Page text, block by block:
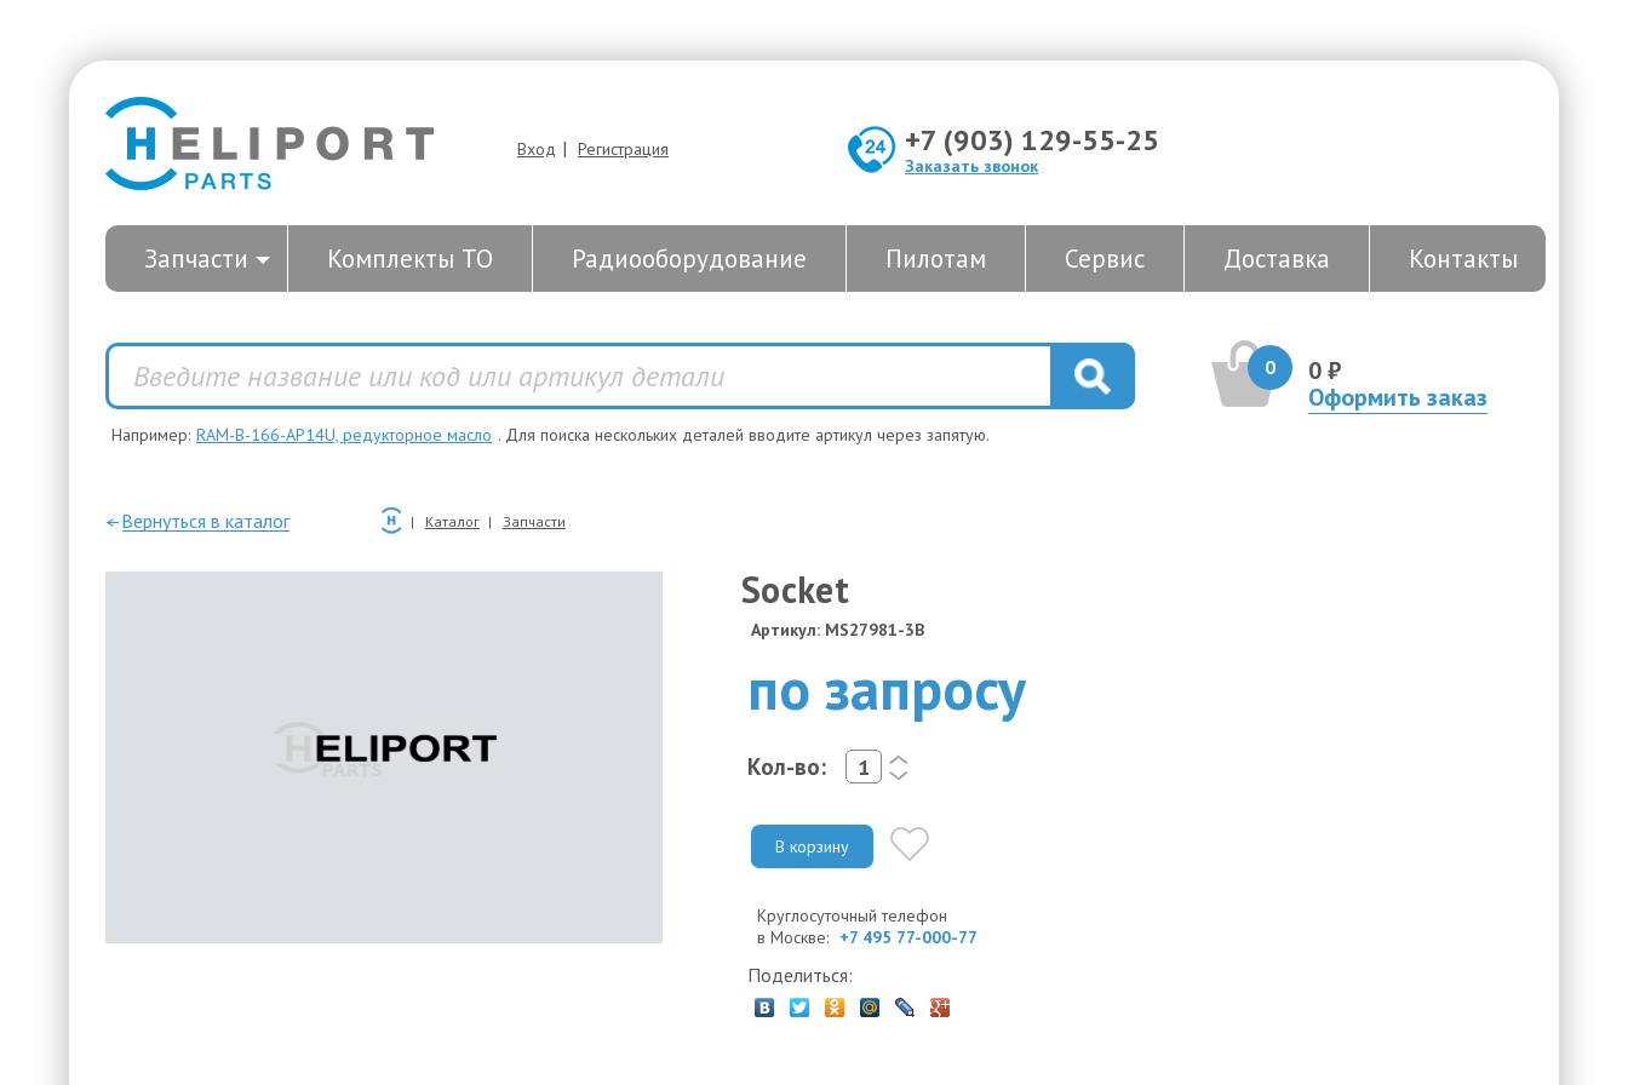
Вход | Регистрация +7 (903) 129-55-25
Заказать звонок
Запчасти Комплекты ТО Радиооборудование Пилотам Сервис Доставка Контакты
0
0 ₽
Оформить заказ
Например: RAM-B-166-AP14U, редукторное масло . Для поиска нескольких деталей вводите артикул через запятую.
—Вернуться в каталог Каталог Запчасти
Socket
Артикул: MS27981-3B
по запросу
Кол-во:
<
>
В корзину
Круглосуточный телефон
в Москве: +7 495 77-000-77
Поделиться: